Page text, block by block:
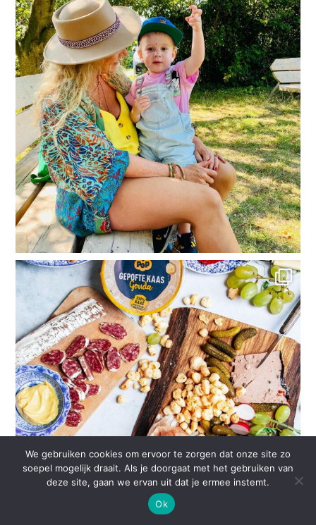
We gebruiken cookies om ervoor te zorgen dat onze site zo
soepel mogelijk draait. Als je doorgaat met het gebruiken van
deze site, gaan we ervan uit dat je ermee instemt.
Ok